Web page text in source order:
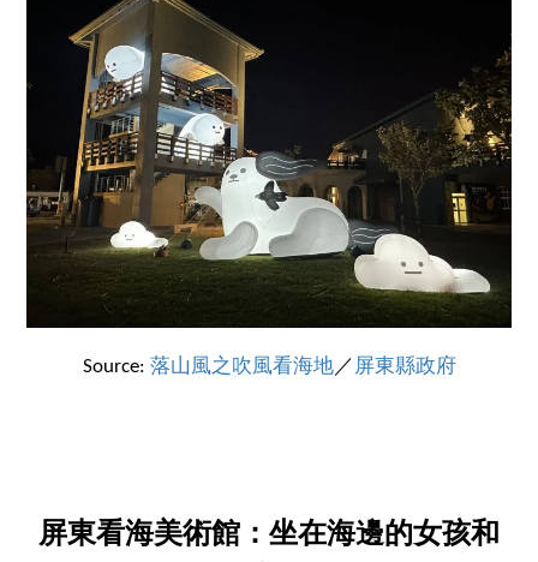
Source: 落山風之吹風看海地／ 屏東縣政府
屏東看海美術館：坐在海邊的女孩和